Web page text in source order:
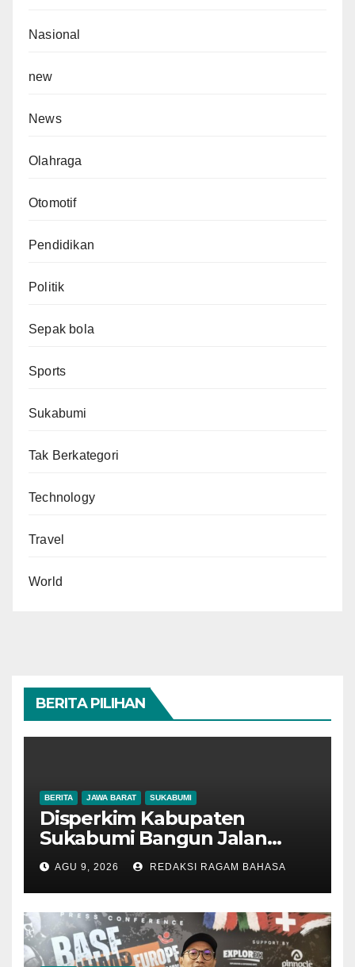
Nasional
new
News
Olahraga
Otomotif
Pendidikan
Politik
Sepak bola
Sports
Sukabumi
Tak Berkategori
Technology
Travel
World
BERITA PILIHAN
BERITA JAWA BARAT SUKABUMI
Disperkim Kabupaten
Sukabumi Bangun Jalan
Lingkungan di Desa Cisaat,
Sendi Apriadi: Infrastruktur
Berkualitas untuk
Kenyamanan Warga
AGU 9, 2026 REDAKSI RAGAM BAHASA